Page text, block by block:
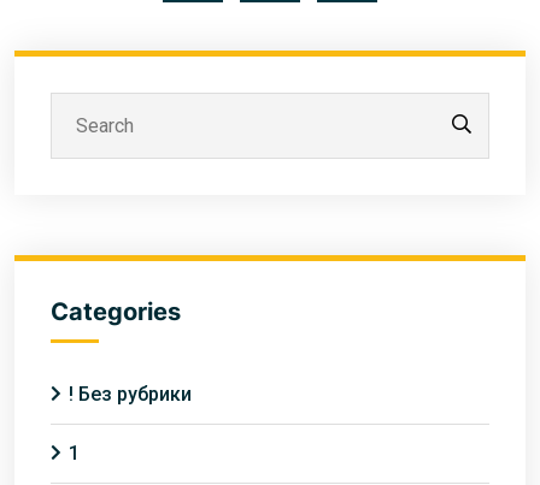
Categories
! Без рубрики
1